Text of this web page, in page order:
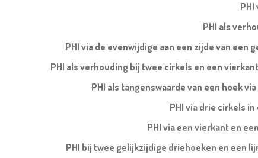
PHI als
PHI via de evenwijdige aan een zijde van
PHI als verhouding bij twee cirkels en een vierkant
PHI als tangenswaarde van een hoek
PHI via drie cirkels
PHI via een vierkant en
PHI bij twee gelijkzijdige driehoeken en een